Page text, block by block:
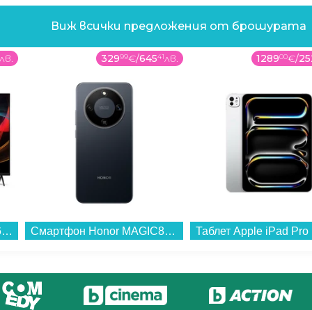
Виж всички предложения от брошурата
лв.
Телевизор Sharp 43HL4765E , 108 см, 3840x2160 UHD-4K , 43 inch, Android , LED , Smart TV...
32999€/64541лв.
Смартфон Honor MAGIC8 LITE 5G 256/8 BLACK , 256 GB, 8 GB...
128900€/